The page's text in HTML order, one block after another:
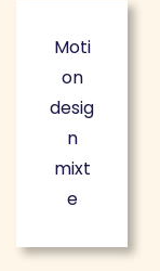
Moti
on
desig
n
mixt
e